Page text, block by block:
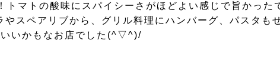
トマトの酸味にスパイシーさがほどよい感じで旨かっ
スペアリブから、グリル料理にハンバーグ、パスタ
いいかもなお店でした(^▽^)/